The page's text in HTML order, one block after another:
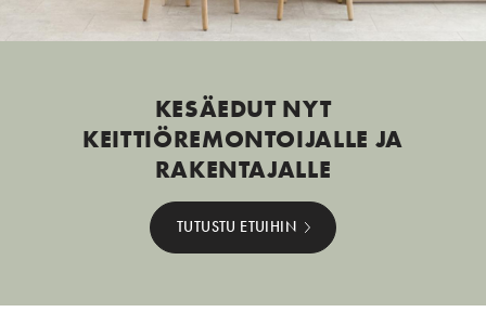
KESÄEDUT NYT
KEITTIÖREMONTOIJALLE JA
RAKENTAJALLE
TUTUSTU ETUIHIN